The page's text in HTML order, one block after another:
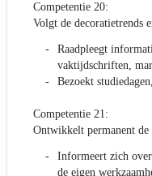
Competentie 20:
Volgt de decoratietrends
Raadpleegt
vaktijdschriften,
Bezoekt
Competentie 21:
Ontwikkelt permanent de
Informeert zich
de eigen